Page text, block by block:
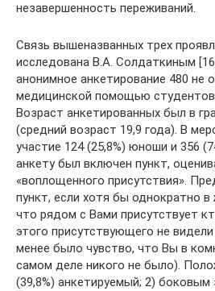
незавершенность переживаний.
Связь вышеназванных трех
исследована В.А. Солдаткиным
анонимное анкетирование 480 не
медицинской помощью студентов
Возраст анкетированных был в
(средний возраст 19,9 года). В
участие 124 (25,8%) юноши и 356
анкету был включен пункт,
«воплощенного присутствия».
пункт, если хотя бы однократно в
что рядом с Вами присутствует
этого присутствующего не
менее было чувство, что Вы в
самом деле никого не было).
(39,8%) анкетируемый; 2) боковым